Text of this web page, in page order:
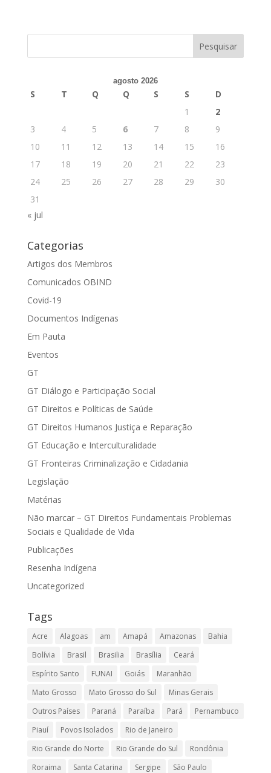
agosto 2026
S T Q Q S S
D
1
2
3
4 5 6 7 8
9
10
11 12 13 14 15
16
17
18 19 20 21 22
23
24
25 26 27 28 29
30
31
« jul
Categorias
Artigos dos Membros
Comunicados OBIND
Covid-19
Documentos Indígenas
Em Pauta
Eventos
GT
GT Diálogo e Participação Social
GT Direitos e Políticas de Saúde
GT Direitos Humanos Justiça e Reparação
GT Educação e Interculturalidade
GT Fronteiras Criminalização e Cidadania
Legislação
Matérias
Não marcar – GT Direitos Fundamentais Problemas
Sociais e Qualidade de Vida
Publicações
Resenha Indígena
Uncategorized
Tags
Acre Alagoas am Amapá Amazonas
Bahia
Bolívia
Brasil Brasilia Brasília
Ceará
Espírito Santo
FUNAI Goiás
Maranhão
Mato Grosso
Mato Grosso do Sul
Minas Gerais
Outros Países
Paraná Paraíba Pará
Pernambuco
Piauí
Povos Isolados
Rio de Janeiro
Rio Grande do Norte
Rio Grande do Sul
Rondônia
Roraima
Santa Catarina Sergipe
São Paulo